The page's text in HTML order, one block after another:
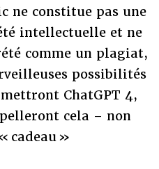
ne constitue pas une
intellectuelle et ne
comme un plagiat,
possibilités
ChatGPT 4,
cela – non
cadeau »